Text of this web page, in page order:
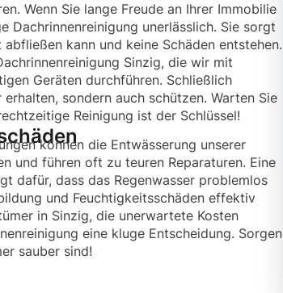
Wenn Sie lange Freude an Ihrer Immobilie
Dachrinnenreinigung unerlässlich. Sie sorgt
kann und keine Schäden entstehen.
Sinzig, die wir mit
Geräten durchführen. Schließlich
sondern auch schützen. Warten Sie
Reinigung ist der Schlüssel!
können die Entwässerung unserer
und führen oft zu teuren Reparaturen. Eine
dafür, dass das Regenwasser problemlos
und Feuchtigkeitsschäden effektiv
in Sinzig, die unerwartete Kosten
eine kluge Entscheidung. Sorgen
sauber sind!